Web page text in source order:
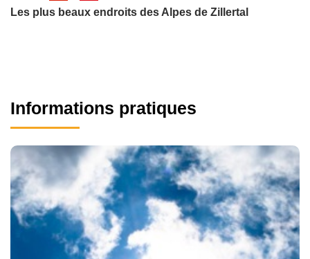
Les plus beaux endroits des Alpes de Zillertal
Informations pratiques